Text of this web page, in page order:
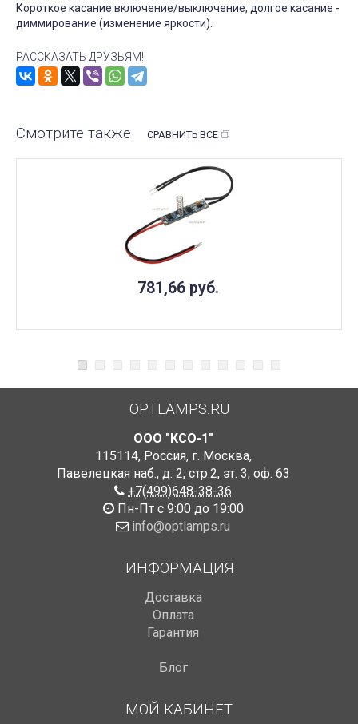
Короткое касание включение/выключение, долгое касание -
диммирование (изменение яркости).
РАССКАЗАТЬ ДРУЗЬЯМ!
Смотрите также СРАВНИТЬ ВСЕ
781,66 руб.
OPTLAMPS.RU
ООО "КСО-1"
115114, Россия, г. Москва,
Павелецкая наб., д. 2, стр.2, эт. 3, оф. 63
+7(499)648-38-36
Пн-Пт с 9:00 до 19:00
info@optlamps.ru
ИНФОРМАЦИЯ
Доставка
Оплата
Гарантия
Блог
МОЙ КАБИНЕТ